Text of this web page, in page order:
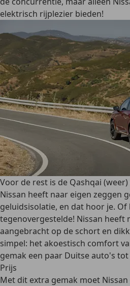
elektrisch rijplezier bieden!
Voor de rest is de Qashqai
Nissan heeft naar eigen zeggen
geluidsisolatie, en dat hoor je.
tegenovergestelde! Nissan heeft
aangebracht op de schort en
simpel: het akoestisch comfort
gemak een paar Duitse auto's
Prijs
Met dit extra gemak moet